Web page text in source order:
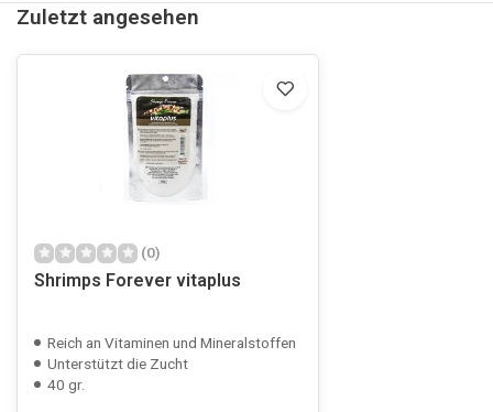
Zuletzt angesehen
(0)
Shrimps Forever vitaplus
Reich an Vitaminen und Mineralstoffen
Unterstützt die Zucht
40 gr.